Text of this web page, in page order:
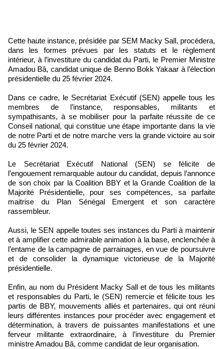
Cette haute instance, présidée par SEM Macky Sall, procédera,
dans les formes prévues par les statuts et le règlement
intérieur, à l’investiture du candidat du Parti, le Premier Ministre
Amadou Bâ, candidat unique de Benno Bokk Yakaar à l’élection
présidentielle du 25 février 2024.
Dans ce cadre, le Secrétariat Exécutif (SEN) appelle tous les
membres de l’instance, responsables, militants et
sympathisants, à se mobiliser pour la parfaite réussite de ce
Conseil national, qui constitue une étape importante dans la vie
de notre Parti et de notre marche vers la grande victoire au soir
du 25 février 2024.
Le Secrétariat Exécutif National (SEN) se félicite de
l’engouement remarquable autour du candidat, depuis l’annonce
de son choix par la Coalition BBY et la Grande Coalition de la
Majorité Présidentielle, pour ses compétences, sa parfaite
maitrise du Plan Sénégal Emergent et son caractère
rassembleur.
Aussi, le SEN appelle toutes ses instances du Parti à maintenir
et à amplifier cette admirable animation à la base, enclenchée à
l’entame de la campagne de parrainages, en vue de poursuivre
et de consolider la dynamique victorieuse de la Majorité
présidentielle.
Enfin, au nom du Président Macky Sall et de tous les militants
et responsables du Parti, le (SEN) remercie et félicite tous les
partis de BBY, mouvements alliés et partenaires, qui ont réuni
leurs différentes instances pour procéder avec engagement et
détermination, à travers de puissantes manifestations et une
ferveur militante extraordinaire, à l’investiture du Premier
ministre Amadou Bâ, comme candidat de leur organisation.